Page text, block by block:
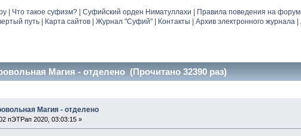
Что такое суфизм? Суфийский орден Ниматуллахи Правила поведения на
путь| Карта сайтов| Журнал "Суфий"| Контакты Архив электронного журнала|
Магия - отделено (Прочитано 32390 раз)
Магия - отделено
пЭТРап 2020, 03:03:15 »